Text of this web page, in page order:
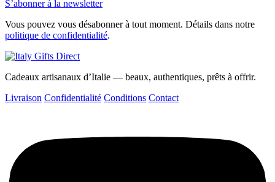
S’abonner à la newsletter
Vous pouvez vous désabonner à tout moment. Détails dans notre
politique de confidentialité.
Cadeaux artisanaux d’Italie — beaux, authentiques, prêts à offrir.
Livraison Confidentialité Conditions Contact